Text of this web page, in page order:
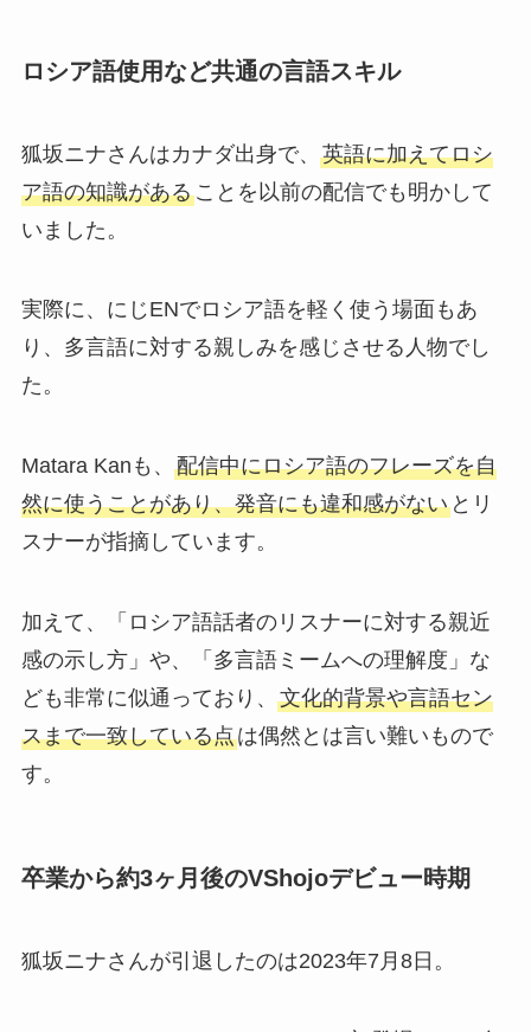
ロシア語使用など共通の言語スキル
狐坂ニナさんはカナダ出身で、 英語に加えてロシ
ア語の知識があることを以前の配信でも明かして
いました。
実際に、にじENでロシア語を軽く使う場面もあ
り、多言語に対する親しみを感じさせる人物でし
た。
Matara Kanも、 配信中にロシア語のフレーズを自
然に使うことがあり、発音にも違和感がないとリ
スナーが指摘しています。
加えて、「ロシア語話者のリスナーに対する親近
感の示し方」や、「多言語ミームへの理解度」な
ども非常に似通っており、 文化的背景や言語セン
スまで一致している点は偶然とは言い難いもので
す。
卒業から約3ヶ月後のVShojoデビュー時期
狐坂ニナさんが引退したのは2023年7月8日。